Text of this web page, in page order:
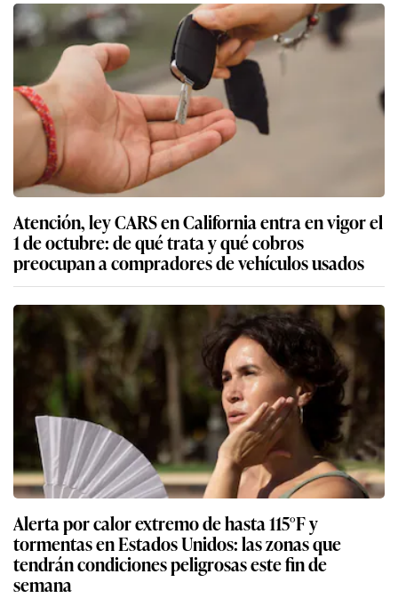
Atención, ley CARS en California entra en vigor el
1 de octubre: de qué trata y qué cobros
preocupan a compradores de vehículos usados
Alerta por calor extremo de hasta 115°F y
tormentas en Estados Unidos: las zonas que
tendrán condiciones peligrosas este fin de
semana